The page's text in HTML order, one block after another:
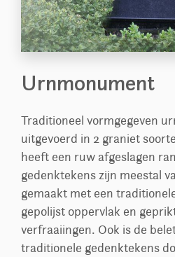
Urnmonument
Traditioneel vormgegeven
uitgevoerd in 2 graniet
heeft een ruw afgeslagen
gedenktekens zijn meestal
gemaakt met een
gepolijst oppervlak en
verfraaiingen. Ook is de
traditionele gedenktekens